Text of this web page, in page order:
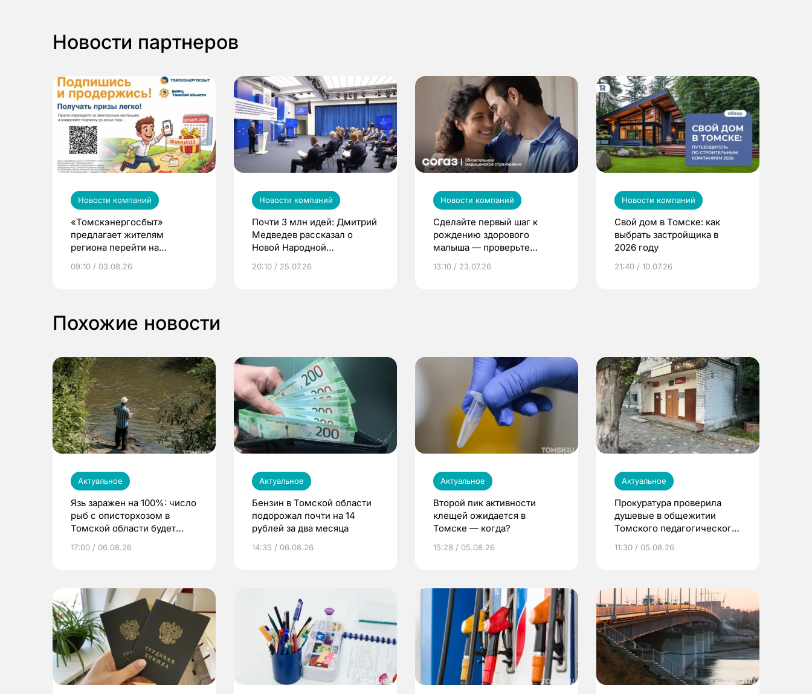
Новости партнеров
Новости компаний
«Томскэнергосбыт»
предлагает жителям
региона перейти на
выиграть призы
09:10 / 03.08.26
Новости компаний
Почти 3 млн идей: Дмитрий
Медведев рассказал о
Новой Народной
20:10 / 25.07.26
Новости компаний
Сделайте первый шаг к
рождению здорового
малыша — проверьте
по ОМС!
13:10 / 23.07.26
Новости компаний
Свой дом в Томске: как
выбрать застройщика в
2026 году
21:40 / 10.07.26
Похожие новости
Актуальное
Язь заражен на 100%: число
рыб с описторхозом в
Томской области будет
17:00 / 06.08.26
Актуальное
Бензин в Томской области
подорожал почти на 14
рублей за два месяца
14:35 / 06.08.26
Актуальное
Второй пик активности
клещей ожидается в
Томске — когда?
15:28 / 05.08.26
Актуальное
Прокуратура проверила
душевые в общежитии
Томского педагогического
11:30 / 05.08.26